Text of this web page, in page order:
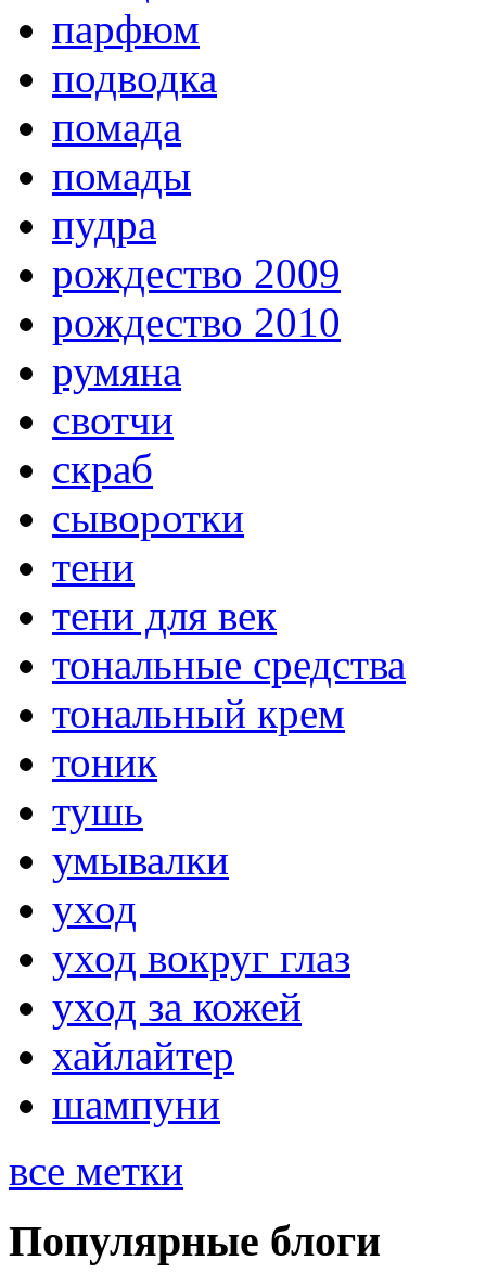
парфюм
подводка
помада
помады
пудра
рождество 2009
рождество 2010
румяна
свотчи
скраб
сыворотки
тени
тени для век
тональные средства
тональный крем
тоник
тушь
умывалки
уход
уход вокруг глаз
уход за кожей
хайлайтер
шампуни
все метки
Популярные блоги